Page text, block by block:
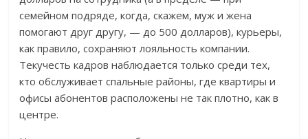
семейном подряде, когда, скажем, муж и жена
помогают друг другу, — до 500 долларов), курьеры,
как правило, сохраняют лояльность компании.
Текучесть кадров наблюдается только среди тех,
кто обслуживает спальные районы, где квартиры и
офисы абонентов расположены не так плотно, как в
центре.